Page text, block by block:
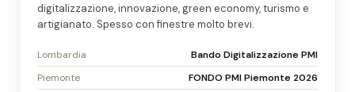
digitalizzazione, innovazione, green economy, turismo e
artigianato. Spesso con finestre molto brevi.
Lombardia
Bando Digitalizzazione PMI
Piemonte
FONDO PMI Piemonte 2026